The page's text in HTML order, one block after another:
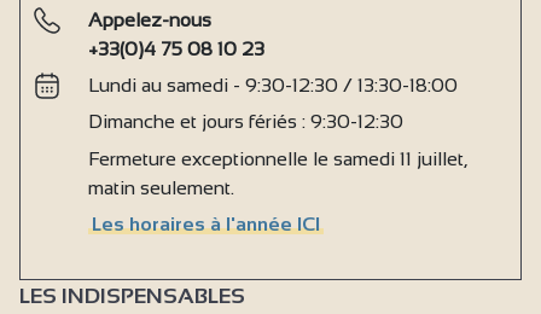
Appelez-nous
+33(0)4 75 08 10 23
Lundi au samedi - 9:30-12:30 / 13:30-18:00
Dimanche et jours fériés : 9:30-12:30
Fermeture exceptionnelle le samedi 11 juillet,
matin seulement.
Les horaires à l'année ICI
LES INDISPENSABLES